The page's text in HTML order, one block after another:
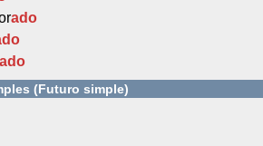
ado
ado
(Futuro simple)